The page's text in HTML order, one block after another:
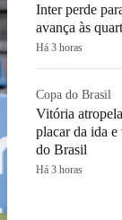
Inter perde
avança às
Há 3 horas
Copa do Brasil
Vitória
placar da ida e
do Brasil
Há 3 horas